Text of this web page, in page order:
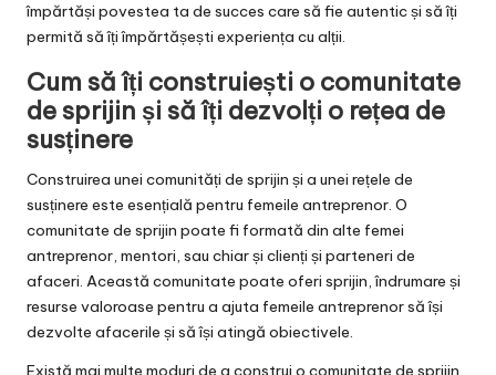
împărtăși povestea ta de succes care să fie autentic și să îți
permită să îți împărtășești experiența cu alții.
Cum să îți construiești o comunitate
de sprijin și să îți dezvolți o rețea de
susținere
Construirea unei comunități de sprijin și a unei rețele de
susținere este esențială pentru femeile antreprenor. O
comunitate de sprijin poate fi formată din alte femei
antreprenor, mentori, sau chiar și clienți și parteneri de
afaceri. Această comunitate poate oferi sprijin, îndrumare și
resurse valoroase pentru a ajuta femeile antreprenor să își
dezvolte afacerile și să își atingă obiectivele.
Există mai multe moduri de a construi o comunitate de sprijin,